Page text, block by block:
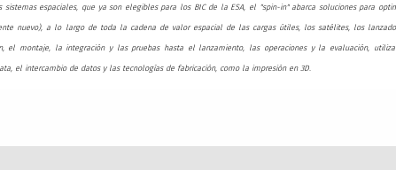
espaciales, que ya son elegibles para los BIC de la ESA, el "spin-in" abarca soluciones para
nuevo), a lo largo de toda la cadena de valor espacial de las cargas útiles, los satélites, los
el montaje, la integración y las pruebas hasta el lanzamiento, las operaciones y la evaluación,
el intercambio de datos y las tecnologías de fabricación, como la impresión en 3D.